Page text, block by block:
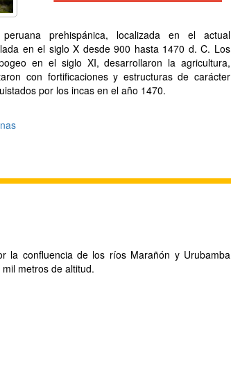
prehispánica, localizada en el actual
en el siglo X desde 900 hasta 1470 d. C. Los
en el siglo XI, desarrollaron la agricultura,
con fortificaciones y estructuras de carácter
por los incas en el año 1470.
la confluencia de los ríos Marañón y Urubamba
metros de altitud.